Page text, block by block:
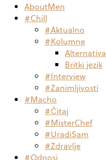
AboutMen
#Chill
#Aktualno
#Kolumne
Alternativa
Britki jezik
#Interview
#Zanimljivosti
#Macho
#Čitaj
#MisterChef
#UradiSam
#Zdravlje
#Odnosi